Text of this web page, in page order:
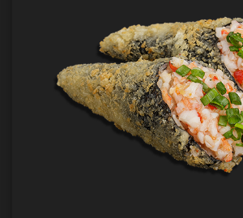
Рис, нори, креветка отварная,
зеленый, соус Сладкий